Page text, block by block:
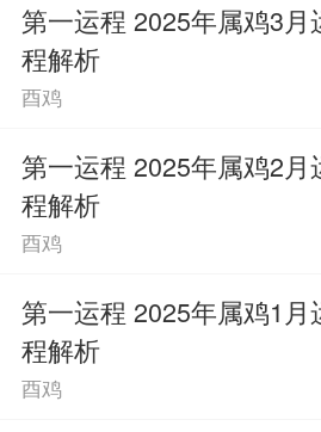
1969年出生属鸡人健
在健康运势方面，
人不太舍得花钱，特别
生活中很多方面都不太注
可能不会注重作息时间和
会因为身上有点不舒服，
检查。短时间内暂时还看
生，但时间长了身体上肯
第一运程 2025年属鸡3月
程解析
酉鸡
第一运程 2025年属鸡2月
程解析
酉鸡
第一运程 2025年属鸡1月
程解析
酉鸡